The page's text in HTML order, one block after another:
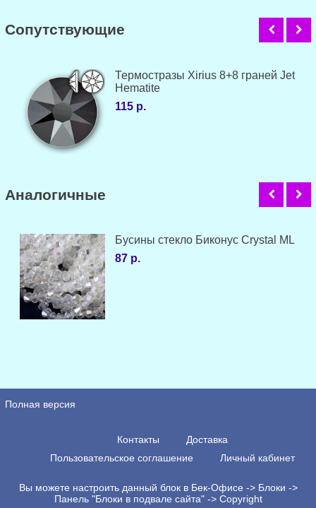
Cопутствующие
Термостразы Xirius 8+8 граней Jet
Hematite
115 р.
Аналогичные
Бусины стекло Биконус Crystal ML
87 р.
Полная версия
Контакты
Доставка
Пользовательское соглашение
Личный кабинет
Вы можете настроить данный блок в Бек-Офисе -> Блоки ->
Панель "Блоки в подвале сайта" -> Copyright